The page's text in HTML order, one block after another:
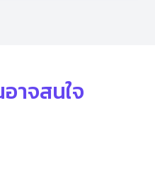
าจสนใจ